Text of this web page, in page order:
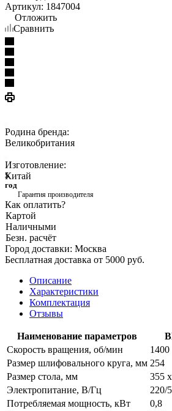
Артикул: 1847004
Отложить
Сравнить
Родина бренда:
Великобритания
Изготовление:
Китай
5
год
Гарантия производителя
Как оплатить?
Картой
Наличными
Безн. расчёт
Город доставки: Москва
Бесплатная доставка от 5000 руб.
Описание
Характеристики
Комплектация
Отзывы
Наименование параметров
Скорость вращения, об/мин
1400
Размер шлифовального круга, мм 254
Размер стола, мм
355
Электропитание, В/Гц
220/
Потребляемая мощность, кВт
0,8